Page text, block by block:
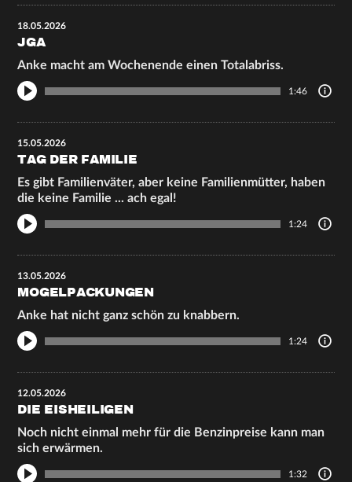
18.05.2026
JGA
Anke macht am Wochenende einen Totalabriss.
1:46
15.05.2026
TAG DER FAMILIE
Es gibt Familienväter, aber keine Familienmütter, haben
die keine Familie ... ach egal!
1:24
13.05.2026
MOGELPACKUNGEN
Anke hat nicht ganz schön zu knabbern.
1:24
12.05.2026
DIE EISHEILIGEN
Noch nicht einmal mehr für die Benzinpreise kann man
sich erwärmen.
1:32